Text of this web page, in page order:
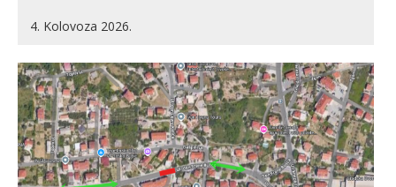
4. Kolovoza 2026.